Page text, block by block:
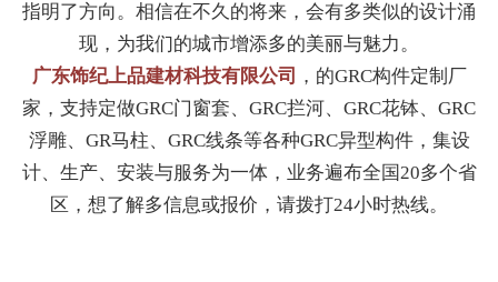
指明了方向。相信在不久的将来，会有多类似的设计涌
现，为我们的城市增添多的美丽与魅力。
广东饰纪上品建材科技有限公司 ，的GRC构件定制厂
家，支持定做GRC门窗套、GRC拦河、GRC花钵、GRC
浮雕、GR马柱、GRC线条等各种GRC异型构件，集设
计、生产、安装与服务为一体，业务遍布全国20多个省
区，想了解多信息或报价，请拨打24小时热线。